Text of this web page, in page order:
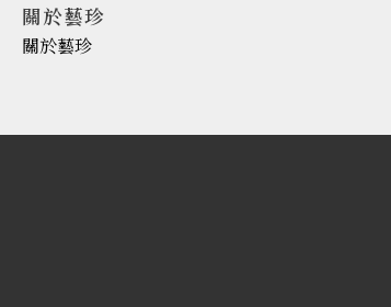
關於藝珍
關於藝珍